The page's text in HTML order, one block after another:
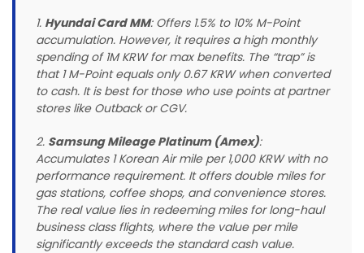
1. Hyundai Card MM: Offers 1.5% to 10% M-Point
accumulation. However, it requires a high monthly
spending of 1M KRW for max benefits. The “trap” is
that 1 M-Point equals only 0.67 KRW when converted
to cash. It is best for those who use points at partner
stores like Outback or CGV.
2. Samsung Mileage Platinum (Amex):
Accumulates 1 Korean Air mile per 1,000 KRW with no
performance requirement. It offers double miles for
gas stations, coffee shops, and convenience stores.
The real value lies in redeeming miles for long-haul
business class flights, where the value per mile
significantly exceeds the standard cash value.